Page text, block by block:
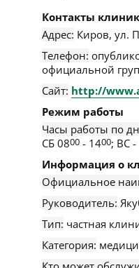
Контакты
Адрес: Киров, ул.
Телефон:
официальной
Сайт: http://
Режим работы
Часы работы по
СБ 0800 - 1400; ВС
Информация о
Официальное
Руководитель:
Тип: частная
Категория: